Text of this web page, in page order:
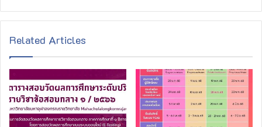
b
e
Related Articles